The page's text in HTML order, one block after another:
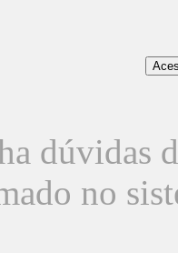
dúvidas
no